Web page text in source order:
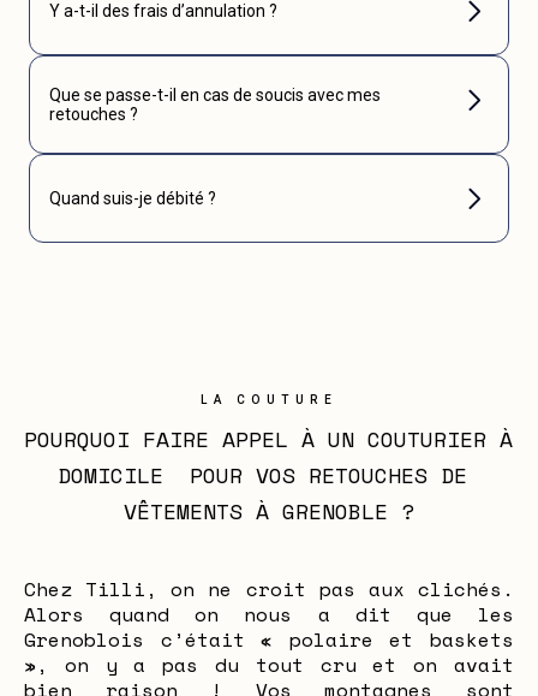
Y a-t-il des frais d’annulation ?
Que se passe-t-il en cas de soucis avec mes
retouches ?
Quand suis-je débité ?
LA COUTURE
POURQUOI FAIRE APPEL À UN COUTURIER À
DOMICILE  POUR VOS RETOUCHES DE
VÊTEMENTS À GRENOBLE ?
Chez Tilli, on ne croit pas aux clichés.
Alors quand on nous a dit que les
Grenoblois c’était « polaire et baskets
», on y a pas du tout cru et on avait
bien raison ! Vos montagnes sont